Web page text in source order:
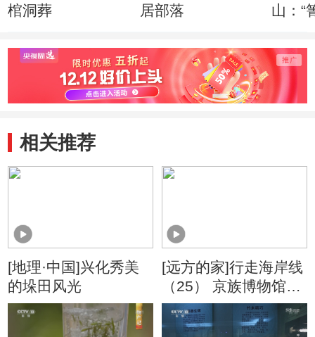
棺洞葬
居部落
山：“
相关推荐
[地理·中国]兴化秀美
的垛田风光
[远方的家]行走海岸线
（25） 京族博物馆：
大海是故乡